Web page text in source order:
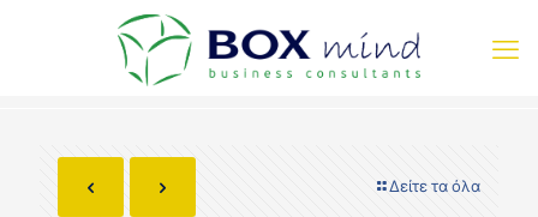
Δείτε τα όλα